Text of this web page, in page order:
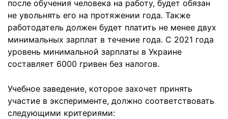
после обучения человека на работу, будет обязан
не увольнять его на протяжении года. Также
работодатель должен будет платить не менее двух
минимальных зарплат в течение года. С 2021 года
уровень минимальной зарплаты в Украине
составляет 6000 гривен без налогов.
Учебное заведение, которое захочет принять
участие в эксперименте, должно соответствовать
следующими критериями: